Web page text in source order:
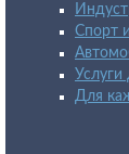
Спорт
Для